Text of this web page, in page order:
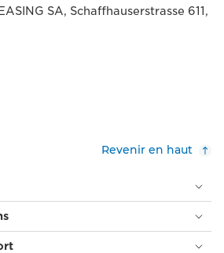
SA, Schaffhauserstrasse 611,
Revenir en haut